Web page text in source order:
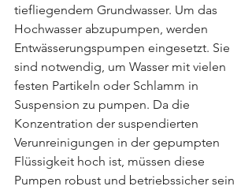
tiefliegendem Grundwasser. Um das
Hochwasser abzupumpen, werden
Entwässerungspumpen eingesetzt. Sie
sind notwendig, um Wasser mit vielen
festen Partikeln oder Schlamm in
Suspension zu pumpen. Da die
Konzentration der suspendierten
Verunreinigungen in der gepumpten
Flüssigkeit hoch ist, müssen diese
Pumpen robust und betriebssicher sein